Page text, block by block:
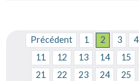
Précédent 1 2 3 4
11
12 13 14 15
21
22 23 24 25